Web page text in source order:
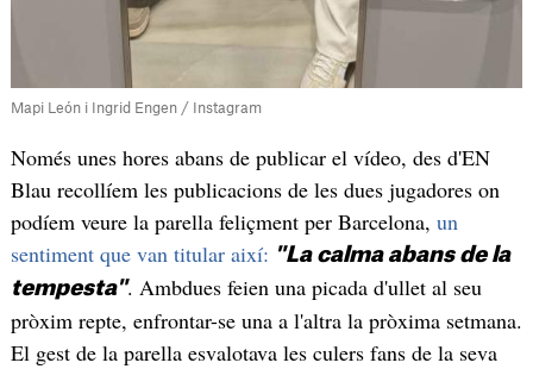
Mapi León i Ingrid Engen / Instagram
Només unes hores abans de publicar el vídeo, des d'EN
Blau recollíem les publicacions de les dues jugadores on
podíem veure la parella feliçment per Barcelona, un
sentiment que van titular així: "La calma abans de la
tempesta". Ambdues feien una picada d'ullet al seu
pròxim repte, enfrontar-se una a l'altra la pròxima setmana.
El gest de la parella esvalotava les culers fans de la seva